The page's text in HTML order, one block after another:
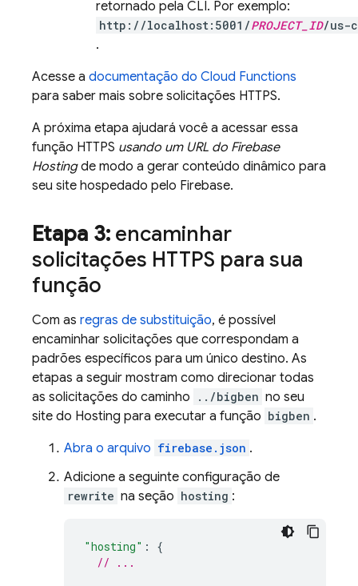
retornado pela CLI. Por exemplo:
http://localhost:5001/PROJECT_ID/us-
.
Acesse a documentação do Cloud Functions
para saber mais sobre solicitações HTTPS.
A próxima etapa ajudará você a acessar essa
função HTTPS usando um URL do Firebase
Hostingde modo a gerar conteúdo dinâmico para
seu site hospedado pelo Firebase.
Etapa 3: encaminhar
solicitações HTTPS para sua
função
Com as regras de substituição, é possível
encaminhar solicitações que correspondam a
padrões específicos para um único destino. As
etapas a seguir mostram como direcionar todas
as solicitações do caminho
../bigben no seu
site do Hosting para executar a função bigben .
Abra o arquivo firebase.json .
Adicione a seguinte configuração de
rewrite na seção hosting :
"hosting" :
{
// ...